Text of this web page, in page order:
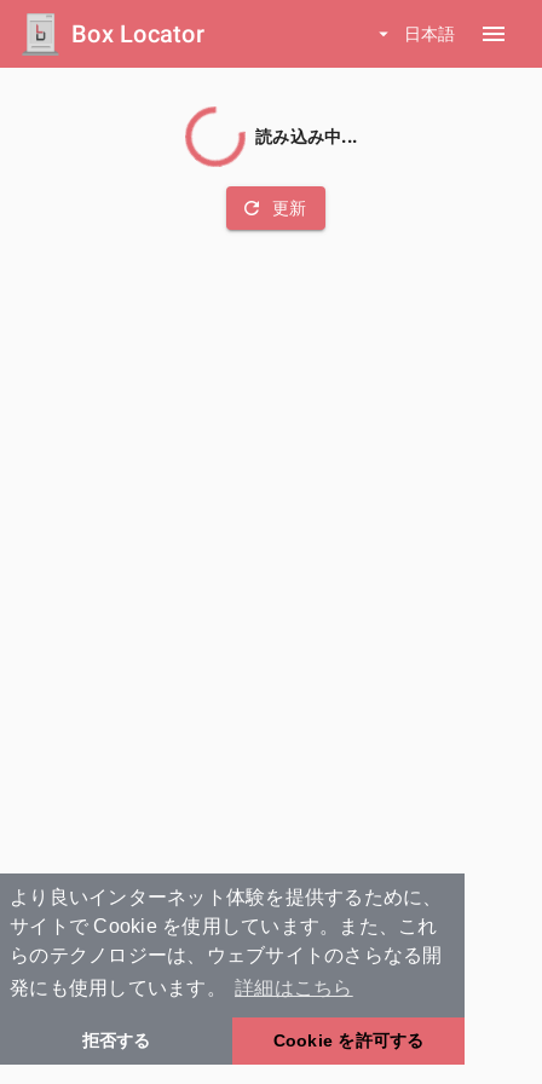
より良いインターネット体験を提供するために、
サイトで Cookie を使用しています。また、これ
らのテクノロジーは、ウェブサイトのさらなる開
発にも使用しています。
詳細はこちら
拒否する Cookie を許可する
Box Locator arrow_drop_down 日本語 menu
読み込み中...
refresh 更新